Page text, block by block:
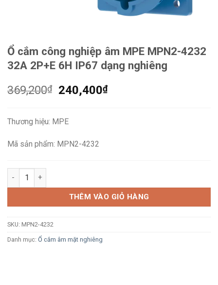
Ổ cắm công nghiệp âm MPE MPN2-4232
32A 2P+E 6H IP67 dạng nghiêng
369,200₫
Giá
369,200₫.
240,400₫Giá
Thương hiệu: MPE
Mã sản phẩm: MPN2-4232
Ổ cắm công nghiệp âm MPE MPN2-4232 32A 2P+E 6H IP67
THÊM VÀO GIỎ HÀNG
SKU: MPN2-4232
Danh mục: Ổ cắm âm mặt nghiêng